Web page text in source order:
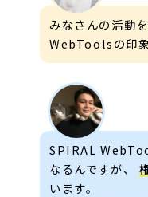
みなさんの活動
WebToolsの印象
SPIRAL
なるんですが、
います。